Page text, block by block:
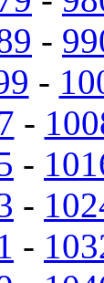
-
-
-
-
-
-